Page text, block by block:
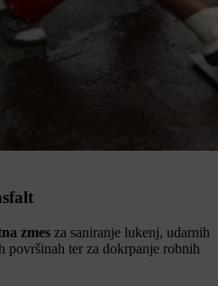
zmes za saniranje lukenj, udarnih
površinah ter za dokrpanje robnih